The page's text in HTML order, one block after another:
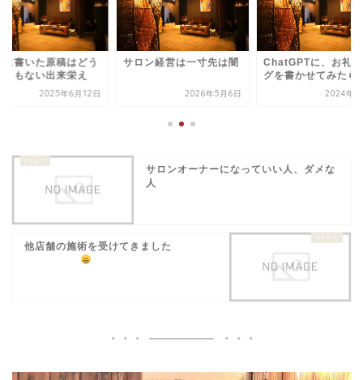
に書いた原稿はどう
うもない出来栄え
2025年6月12日
サロン経営は一寸先は闇
2026年5月6日
ChatGPTに、お礼
グを書かせてみたら
2024年4
サロンオーナーになっていい人、ダメな
人
他店舗の施術を受けてきました